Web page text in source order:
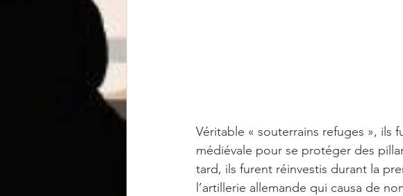
Véritable « souterrains refuges », ils
médiévale pour se protéger des
tard, ils furent réinvestis durant la
l’artillerie allemande qui causa de